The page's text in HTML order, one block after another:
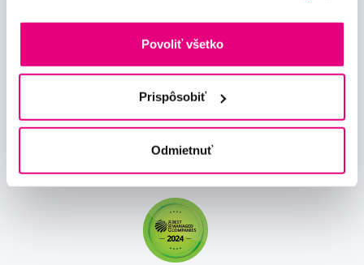
Povoliť všetko
Prispôsobiť
Odmietnuť
Chci dostávat informace o novinkách a akčních nabídkách